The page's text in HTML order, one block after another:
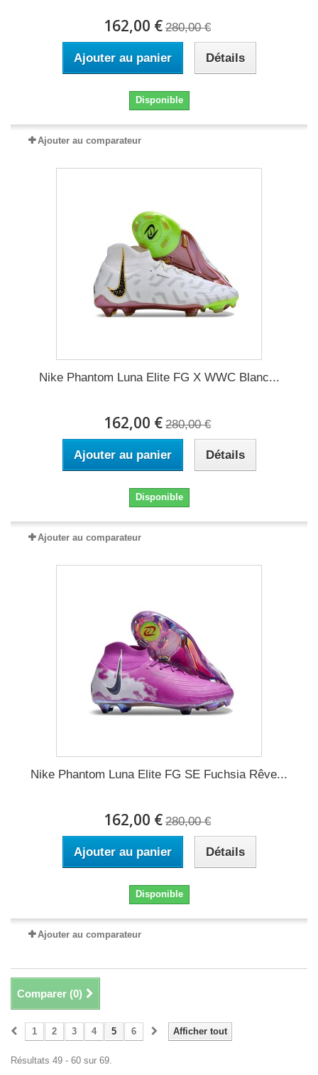
162,00 € 280,00 €
Ajouter au panier Détails
Disponible
Ajouter au comparateur
Nike Phantom Luna Elite FG X WWC Blanc...
162,00 € 280,00 €
Ajouter au panier Détails
Disponible
Ajouter au comparateur
Nike Phantom Luna Elite FG SE Fuchsia Rêve...
162,00 € 280,00 €
Ajouter au panier Détails
Disponible
Ajouter au comparateur
Comparer (0)
Afficher tout
1 2 3 4 5 6
Résultats 49 - 60 sur 69.